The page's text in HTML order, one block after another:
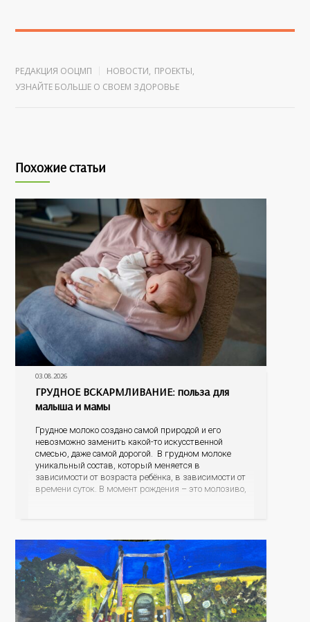
РЕДАКЦИЯ ООЦМП НОВОСТИ, ПРОЕКТЫ,
УЗНАЙТЕ БОЛЬШЕ О СВОЕМ ЗДОРОВЬЕ
Похожие статьи
03.08.2026
ГРУДНОЕ ВСКАРМЛИВАНИЕ: польза для
малыша и мамы
Грудное молоко создано самой природой и его
невозможно заменить какой-то искусственной
смесью, даже самой дорогой. В грудном молоке
уникальный состав, который меняется в
зависимости от возраста ребёнка, в зависимости от
времени суток. В момент рождения – это молозиво,